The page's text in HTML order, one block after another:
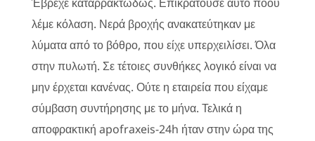
λέμε κόλαση. Νερά βροχής ανακατεύτηκαν με
λύματα από το βόθρο, που είχε υπερχειλίσει. Όλα
στην πυλωτή. Σε τέτοιες συνθήκες λογικό είναι να
μην έρχεται κανένας. Ούτε η εταιρεία που είχαμε
σύμβαση συντήρησης με το μήνα. Τελικά η
αποφρακτική apofraxeis-24h ήταν στην ώρα της